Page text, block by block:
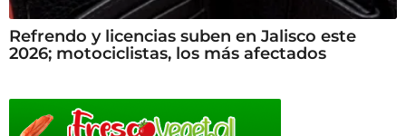
Refrendo y licencias suben en Jalisco este
2026; motociclistas, los más afectados